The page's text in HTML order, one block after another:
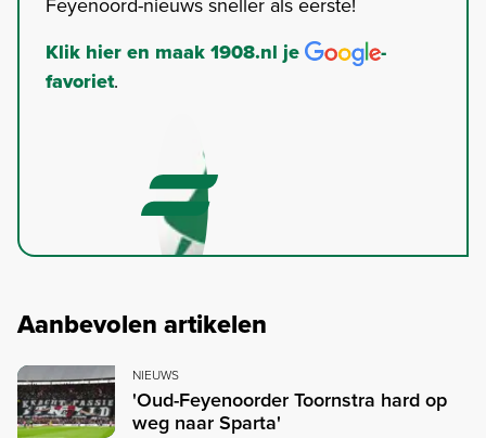
Klik hier en maak 1908.nl je
-
favoriet.
Aanbevolen artikelen
NIEUWS
'Oud-Feyenoorder Toornstra hard op
weg naar Sparta'